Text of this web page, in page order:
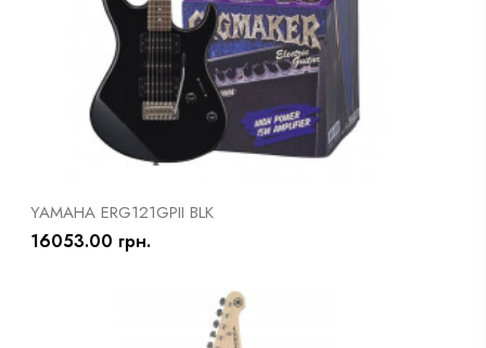
YAMAHA ERG121GPII BLK
16053.00 грн.